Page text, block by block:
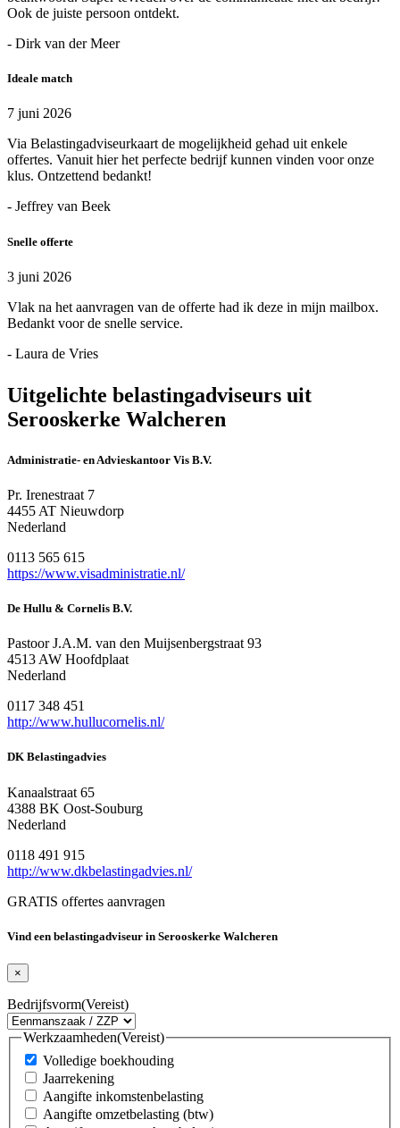
Ook de juiste persoon ontdekt.
- Dirk van der Meer
Ideale match
7 juni 2026
Via Belastingadviseurkaart de mogelijkheid gehad uit enkele
offertes. Vanuit hier het perfecte bedrijf kunnen vinden voor onze
klus. Ontzettend bedankt!
- Jeffrey van Beek
Snelle offerte
3 juni 2026
Vlak na het aanvragen van de offerte had ik deze in mijn mailbox.
Bedankt voor de snelle service.
- Laura de Vries
Uitgelichte belastingadviseurs uit
Serooskerke Walcheren
Administratie- en Advieskantoor Vis B.V.
Pr. Irenestraat 7
4455 AT Nieuwdorp
Nederland
0113 565 615
https://www.visadministratie.nl/
De Hullu & Cornelis B.V.
Pastoor J.A.M. van den Muijsenbergstraat 93
4513 AW Hoofdplaat
Nederland
0117 348 451
http://www.hullucornelis.nl/
DK Belastingadvies
Kanaalstraat 65
4388 BK Oost-Souburg
Nederland
0118 491 915
http://www.dkbelastingadvies.nl/
GRATIS offertes aanvragen
Vind een belastingadviseur in Serooskerke Walcheren
×
Bedrijfsvorm(Vereist)
Werkzaamheden(Vereist)
Volledige boekhouding
Jaarrekening
Aangifte inkomstenbelasting
Aangifte omzetbelasting (btw)